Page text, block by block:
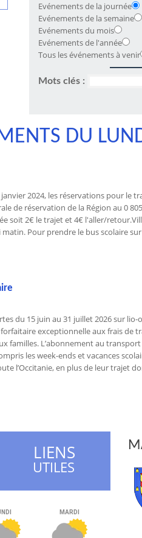
Evénements de la journée
Evénements de la semaine
Evénements du mois
Evénements de l'année
Tous les événements à venir
Mots clés :
DU
2024, les réservations pour le
de réservation de la Région au 0
soit 2€ le trajet et 4€ l'aller/
Pour prendre le bus scolaire
du 15 juin au 31 juillet 2026 sur
exceptionnelle aux frais de
familles. L’abonnement au
les week-ends et vacances
l’Occitanie, en plus de leur trajet
LIENS
UTILES